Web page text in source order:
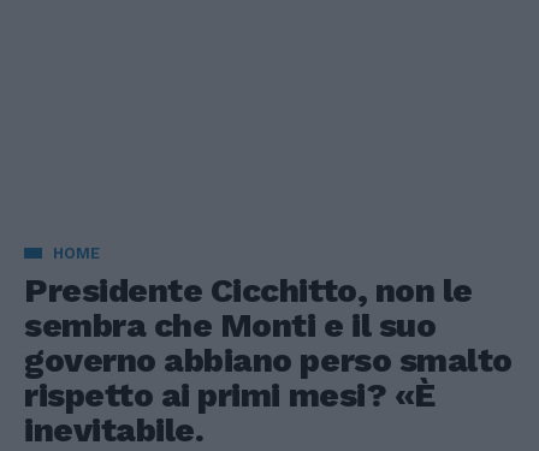
HOME
Presidente Cicchitto, non le
sembra che Monti e il suo
governo abbiano perso smalto
rispetto ai primi mesi? «È
inevitabile.